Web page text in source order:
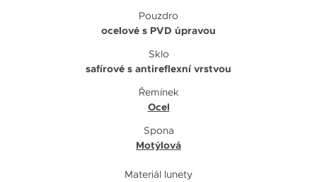
Pouzdro
ocelové s PVD úpravou
Sklo
safírové s antireflexní vrstvou
Řemínek
Ocel
Spona
Motýlová
Materiál lunety